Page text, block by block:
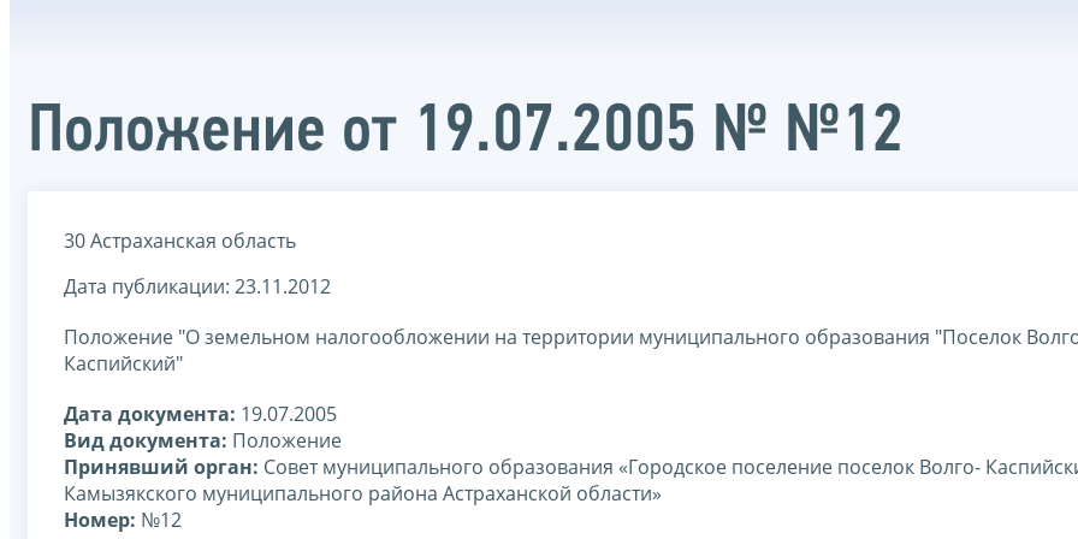
Положение от 19.07.2005 № №12
30 Астраханская область
Дата публикации: 23.11.2012
Положение "О земельном налогообложении на территории муниципального образования "Поселок
Каспийский"
Дата документа: 19.07.2005
Вид документа: Положение
Принявший орган: Совет муниципального образования «Городское поселение поселок Волго-
Камызякского муниципального района Астраханской области»
Номер: №12